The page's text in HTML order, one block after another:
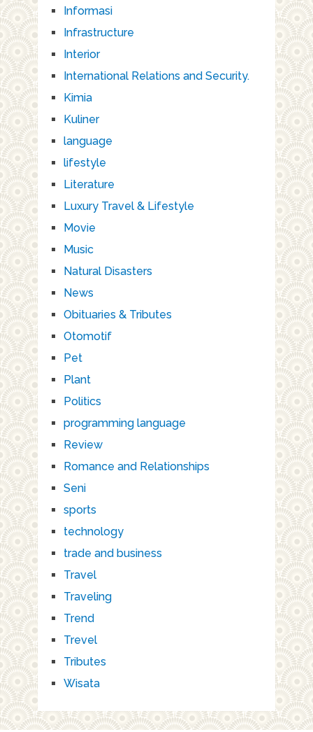
Informasi
Infrastructure
Interior
International Relations and Security.
Kimia
Kuliner
language
lifestyle
Literature
Luxury Travel & Lifestyle
Movie
Music
Natural Disasters
News
Obituaries & Tributes
Otomotif
Pet
Plant
Politics
programming language
Review
Romance and Relationships
Seni
sports
technology
trade and business
Travel
Traveling
Trend
Trevel
Tributes
Wisata